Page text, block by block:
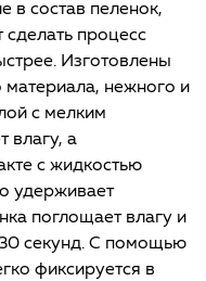
состав пеленок,
процесс
Изготовлены
материала, нежного и
с мелким
влагу, а
с жидкостью
удерживает
поглощает влагу и
30 секунд. С помощью
фиксируется в